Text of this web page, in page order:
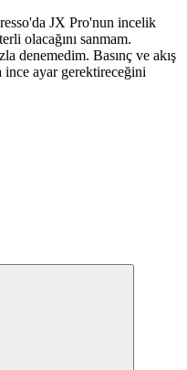
JX Pro'nun incelik
olacağını sanmam.
denemedim. Basınç ve akış
ince ayar gerektireceğini